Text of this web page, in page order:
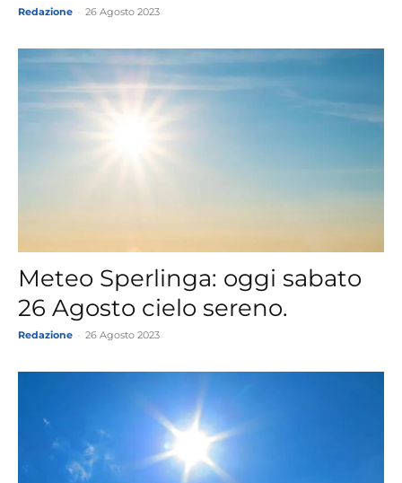
Redazione 26 Agosto 2023
Meteo Sperlinga: oggi sabato
26 Agosto cielo sereno.
Redazione 26 Agosto 2023